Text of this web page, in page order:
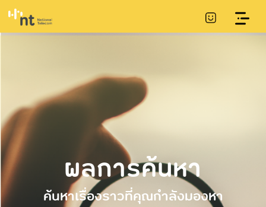
ผลการค้นหา
ค้นหาเรื่องราวที่คุณกำลังมองหา